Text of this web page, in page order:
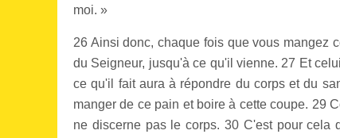
moi. »
26 Ainsi donc, chaque fois que vous mangez
du Seigneur, jusqu'à ce qu'il vienne. 27 Et
ce qu'il fait aura à répondre du corps et du
manger de ce pain et boire à cette coupe. 29
ne discerne pas le corps. 30 C'est pour cela